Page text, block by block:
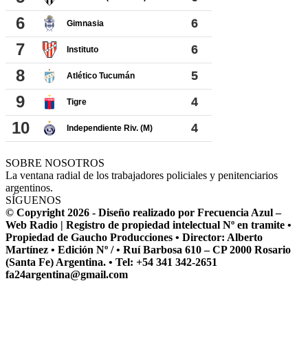
SOBRE NOSOTROS
La ventana radial de los trabajadores policiales y penitenciarios
argentinos.
SÍGUENOS
© Copyright 2026 - Diseño realizado por Frecuencia Azul –
Web Radio | Registro de propiedad intelectual Nº en tramite •
Propiedad de Gaucho Producciones • Director: Alberto
Martínez • Edición Nº / • Ruí Barbosa 610 – CP 2000 Rosario
(Santa Fe) Argentina. • Tel: +54 341 342-2651
fa24argentina@gmail.com